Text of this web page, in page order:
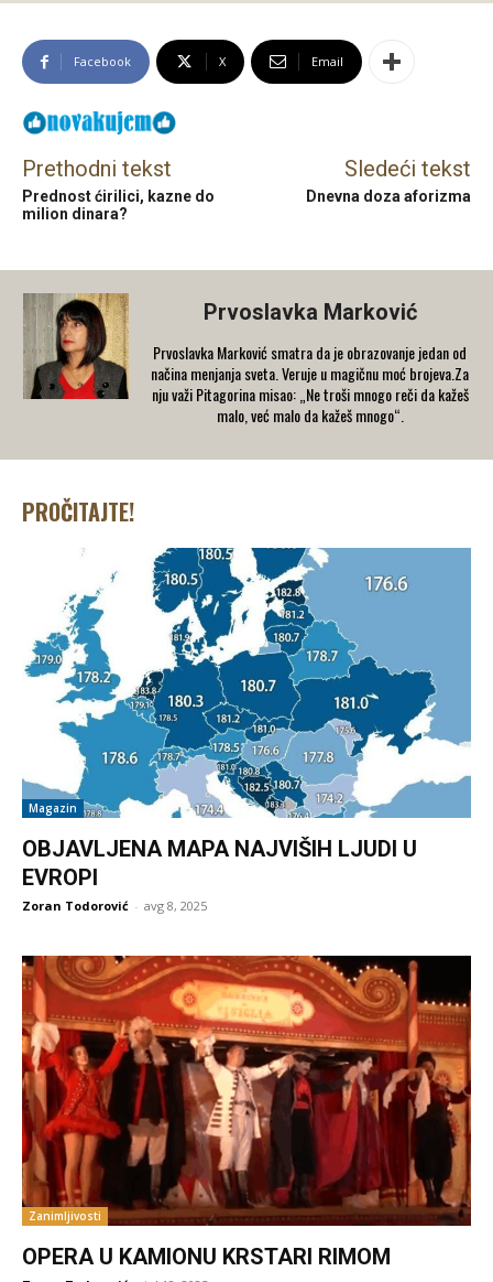
Facebook X Email
Prethodni tekst
Prednost ćirilici, kazne do
milion dinara?
Sledeći tekst
Dnevna doza aforizma
Prvoslavka Marković
Prvoslavka Marković smatra da je obrazovanje jedan od
načina menjanja sveta. Veruje u magičnu moć brojeva.Za
nju važi Pitagorina misao: „Ne troši mnogo reči da kažeš
malo, već malo da kažeš mnogo“.
PROČITAJTE!
Magazin
OBJAVLJENA MAPA NAJVIŠIH LJUDI U
EVROPI
Zoran Todorović - avg 8, 2025
Zanimljivosti
OPERA U KAMIONU KRSTARI RIMOM